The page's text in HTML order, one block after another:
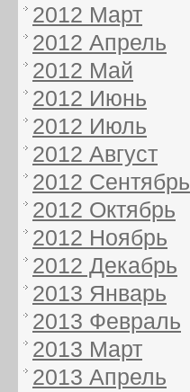
2012 Март
2012 Апрель
2012 Май
2012 Июнь
2012 Июль
2012 Август
2012 Сентябрь
2012 Октябрь
2012 Ноябрь
2012 Декабрь
2013 Январь
2013 Февраль
2013 Март
2013 Апрель